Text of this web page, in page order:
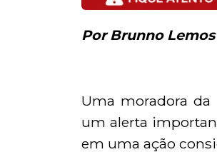
Por Brunno Lemos
Uma moradora
um alerta
em uma ação